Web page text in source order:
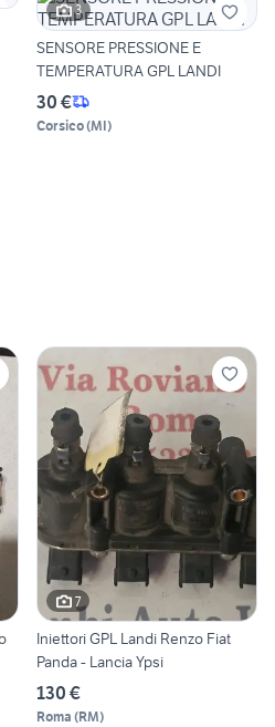
3
SENSORE PRESSIONE E
TEMPERATURA GPL LANDI
30 €
Corsico(MI)
7
Iniettori GPL Landi Renzo Fiat
Panda - Lancia Ypsi
130 €
Roma (RM)